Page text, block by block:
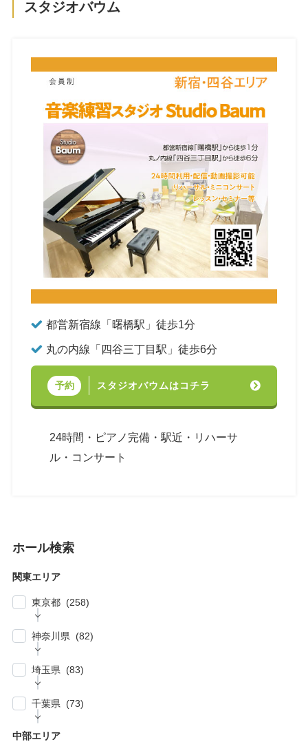
スタジオバウム
都営新宿線「曙橋駅」徒歩1分
丸の内線「四谷三丁目駅」徒歩6分
予約 スタジオバウムはコチラ
24時間・ピアノ完備・駅近・リハーサ
ル・コンサート
ホール検索
関東エリア
東京都 (258)
| … 新宿区・渋谷区 (39)
| … 品川区・大田区 (10)
| … 目黒区・世田谷区 (21)
神奈川県 (82)
| … 横浜市 (44)
| … 相模原市・茅ヶ崎市・平塚市 (5)
| … 厚木市・小田原市・町田市・大和市・海老
埼玉県 (83)
| … 春日部市・富士見市・ふじみ野市 (4)
千葉県 (73)
| … 千葉市・船橋市・松戸市 (21)
中部エリア